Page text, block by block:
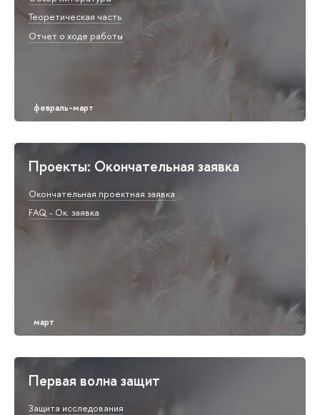
Теоретическая часть
Отчет о ходе работы
Проекты: Окончательная заявка
Окончательная проектная заявка
FAQ - Ок. заявка
Первая волна защит
Защита исследования